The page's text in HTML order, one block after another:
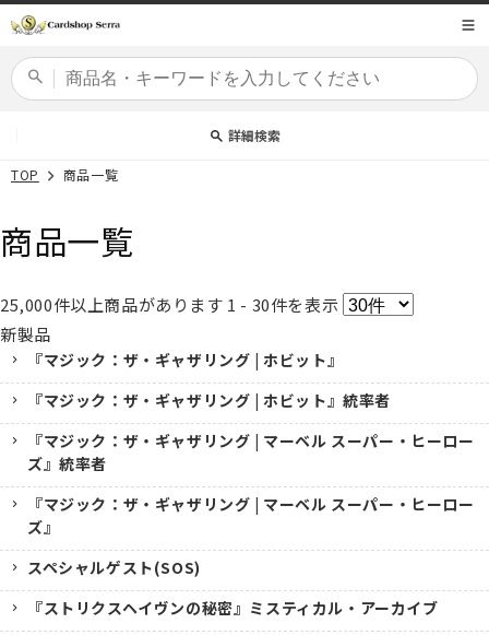
ンツに
詳細検索
商品コード
カードセット
TOP 商品一覧
商品一覧
25,000件以上商品があります 1 - 30件を表示
新製品
『マジック：ザ・ギャザリング | ホビット』
『マジック：ザ・ギャザリング | ホビット』統率者
『マジック：ザ・ギャザリング | マーベル スーパー・ヒーロー
ズ』統率者
『マジック：ザ・ギャザリング | マーベル スーパー・ヒーロー
ズ』
スペシャルゲスト(SOS)
『ストリクスヘイヴンの秘密』ミスティカル・アーカイブ